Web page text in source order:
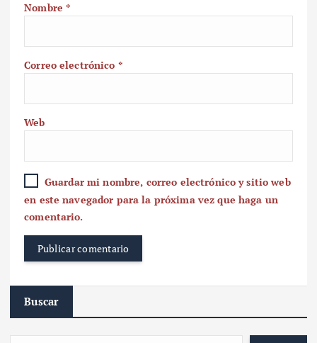
Nombre*
Correo electrónico *
Web
Guardar mi nombre, correo electrónico y sitio web
en este navegador para la próxima vez que haga un
comentario.
Buscar